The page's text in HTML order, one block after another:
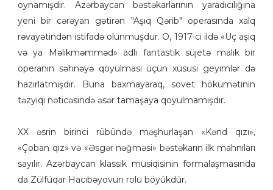
oynamışdır. Azərbaycan bəstəkarlarının yaradıcılığına
yeni bir cərəyan gətirən "Aşıq Qərib" operasında xalq
rəvayətindən istifadə olunmuşdur. O, 1917-ci ildə «Üç aşiq
və ya Məlikməmməd» adlı fantastik süjetə malik bir
operanın səhnəyə qoyulması üçün xüsusi geyimlər də
hazırlatmışdır. Buna baxmayaraq, sovet hökumətinin
təzyiqi nəticəsində əsər tamaşaya qoyulmamışdır.
XX əsrin birinci rübündə məşhurlaşan «Kənd qızı»,
«Çoban qız» və «Əsgər nəğməsi» bəstəkarın ilk mahnıları
sayılır. Azərbaycan klassik musiqisinin formalaşmasında
da Zülfüqar Hacıbəyovun rolu böyükdür.